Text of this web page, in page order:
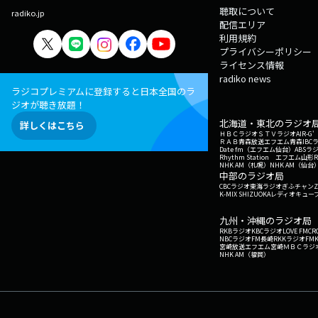
radiko.jp
ラジコプレミアムに登録すると日本全国のラ
ジオが聴き放題！
詳しくはこちら
聴取について
配信エリア
利用規約
プライバシーポリシー
ライセンス情報
radiko news
北海道・東北のラジオ
ＨＢＣラジオＳＴＶラジオAIR-G'
ＲＡＢ青森放送エフエム青森IBC
Date fm（エフエム仙台） ABSラ
Rhythm Station エフエム山形
NHK AM（札幌） NHK AM（仙台
中部のラジオ局
CBCラジオ東海ラジオぎふチャン
K-MIX SHIZUOKAレディオキュー
九州・沖縄のラジオ局
RKBラジオKBCラジオLOVE FM
NBCラジオFM長崎RKKラジオ
宮崎放送エフエム宮崎ＭＢＣラジ
NHK AM（福岡）